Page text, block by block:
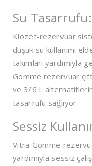
Su Tasarrufu:
Klozet-rezervuar
düşük su kullanımı
takımları
Gömme rezervuar
ve 3/6 L
tasarrufu sağlıyor.
Sessiz
Vitra Gömme
yardımıyla sessiz